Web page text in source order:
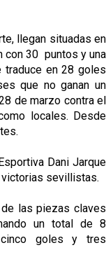
llegan situadas en
con 30 puntos y una
en 28 goles
que no ganan un
de marzo contra el
locales. Desde
Dani Jarque
victorias sevillistas.
de las piezas claves
un total de 8
goles y tres